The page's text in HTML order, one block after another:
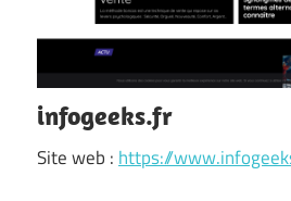
infogeeks.fr
Site web : https://